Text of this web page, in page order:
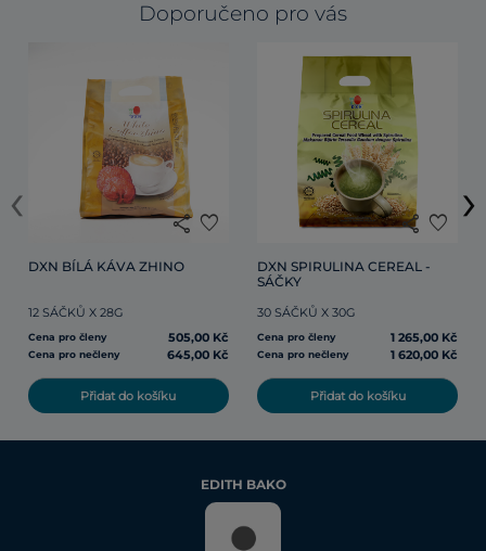
Doporučeno pro vás
share favorite
DXN BÍLÁ KÁVA ZHINO
12 SÁČKŮ X 28G
Cena pro členy 505,00 Kč
Cena pro nečleny 645,00 Kč
Přidat do košíku
share favorite
DXN SPIRULINA CEREAL -
SÁČKY
30 SÁČKŮ X 30G
Cena pro členy 1 265,00 Kč
Cena pro nečleny 1 620,00 Kč
Přidat do košíku
‹ ›
EDITH BAKO